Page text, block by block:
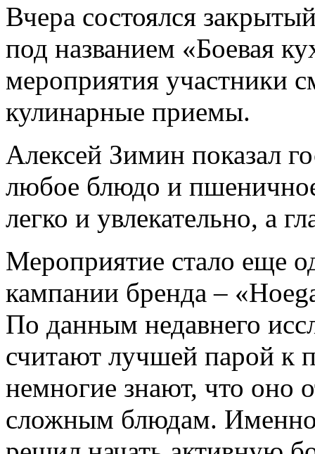
Вчера состоялся
под названием «Боевая
мероприятия участники
кулинарные приемы.
Алексей Зимин показал
любое блюдо и
легко и увлекательно, а
Мероприятие стало еще
кампании бренда –
По данным недавнего
считают лучшей парой к
немногие знают, что оно
сложным блюдам. Именно